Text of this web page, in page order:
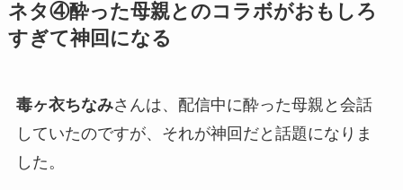
ネタ④酔った母親とのコラボがおもしろ
すぎて神回になる
毒ヶ衣ちなみさんは、配信中に酔った母親 と会話
していたのですが、それが神回 だと話題になりま
した。